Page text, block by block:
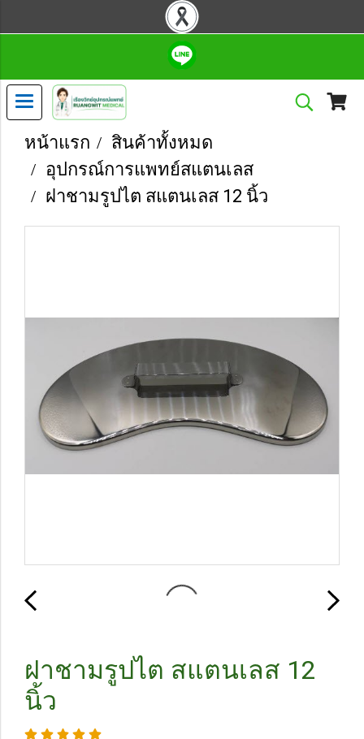
หน้าแรก
สินค้าทั้งหมด
อุปกรณ์การแพทย์สแตนเลส
ฝาชามรูปไต สแตนเลส 12 นิ้ว
ฝาชามรูปไต สแตนเลส 12
นิ้ว